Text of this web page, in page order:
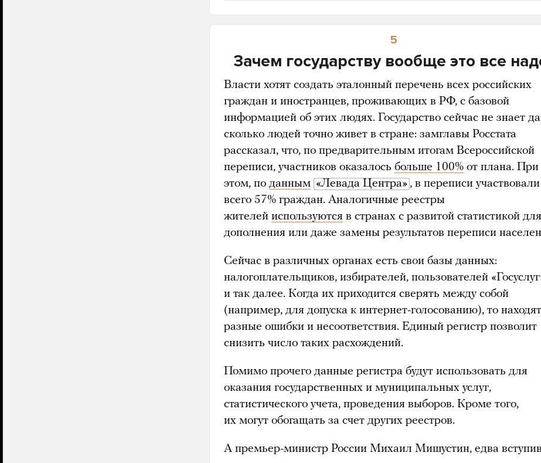
5
Зачем государству вообще это все
Власти хотят создать эталонный перечень всех российских
граждан и иностранцев, проживающих в РФ, с базовой
информацией об этих людях. Государство сейчас не знает
сколько людей точно живет в стране: замглавы Росстата
рассказал, что, по предварительным итогам Всероссийской
переписи, участников оказалось больше 100% от плана. При
этом, по данным «Левада Центра» , в переписи участвовали
всего 57% граждан. Аналогичные реестры
жителей используются в странах с развитой статистикой для
дополнения или даже замены результатов переписи
Сейчас в различных органах есть свои базы данных:
налогоплательщиков, избирателей, пользователей
и так далее. Когда их приходится сверять между собой
(например, для допуска к интернет-голосованию), то
разные ошибки и несоответствия. Единый регистр позволит
снизить число таких расхождений.
Помимо прочего данные регистра будут использовать для
оказания государственных и муниципальных услуг,
статистического учета, проведения выборов. Кроме того,
их могут обогащать за счет других реестров.
А премьер-министр России Михаил Мишустин, едва вступив